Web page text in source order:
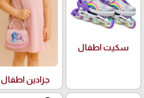
سكيت اطفال
جزادين اطفال